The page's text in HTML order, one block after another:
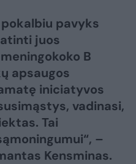
pavyks
juos
B
apsaugos
iniciatyvos
vadinasi,
Tai
–
Kensminas.